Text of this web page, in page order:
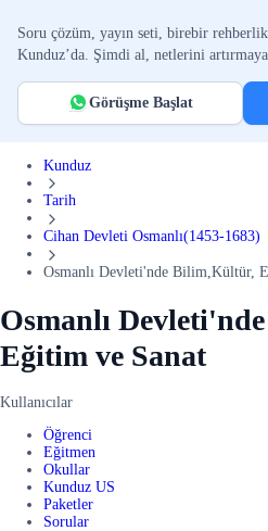
Soru çözüm, yayın seti, birebir
Kunduz’da. Şimdi al, netlerini artırmaya
Görüşme Başlat
Kunduz
Tarih
Cihan Devleti Osmanlı(1453-1683)
Osmanlı Devleti'nde Bilim,Kültür,
Osmanlı
Eğitim ve Sanat
Kullanıcılar
Öğrenci
Eğitmen
Okullar
Kunduz US
Paketler
Sorular